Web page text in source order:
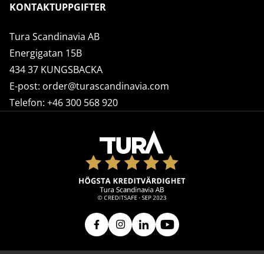
KONTAKTUPPGIFTER
Tura Scandinavia AB
Energigatan 15B
434 37 KUNGSBACKA
E-post: order@turascandinavia.com
Telefon: +46 300 568 920